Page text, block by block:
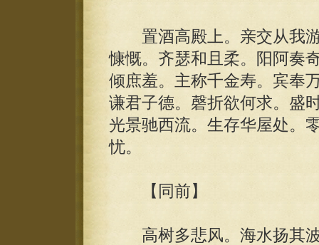
置酒高殿上。亲交从我游
慷慨。齐瑟和且柔。阳阿奏
倾庶羞。主称千金寿。宾奉
谦君子德。磬折欲何求。盛
光景驰西流。生存华屋处。
忧。
【同前】
高树多悲风。海水扬其波